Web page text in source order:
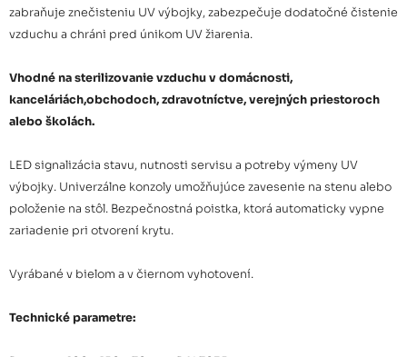
zabraňuje znečisteniu UV výbojky, zabezpečuje dodatočné čistenie
vzduchu a chráni pred únikom UV žiarenia.
Vhodné na sterilizovanie vzduchu v domácnosti,
kanceláriách,obchodoch, zdravotníctve, verejných priestoroch
alebo školách.
LED signalizácia stavu, nutnosti servisu a potreby výmeny UV
výbojky. Univerzálne konzoly umožňujúce zavesenie na stenu alebo
položenie na stôl. Bezpečnostná poistka, ktorá automaticky vypne
zariadenie pri otvorení krytu.
Vyrábané v bielom a v čiernom vyhotovení.
Technické parametre: